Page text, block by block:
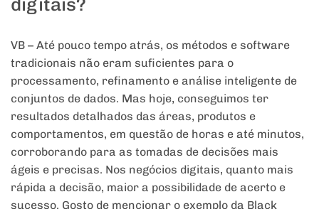
VB – Até pouco tempo atrás, os métodos e software
tradicionais não eram suficientes para o
processamento, refinamento e análise inteligente de
conjuntos de dados. Mas hoje, conseguimos ter
resultados detalhados das áreas, produtos e
comportamentos, em questão de horas e até minutos,
corroborando para as tomadas de decisões mais
ágeis e precisas. Nos negócios digitais, quanto mais
rápida a decisão, maior a possibilidade de acerto e
sucesso. Gosto de mencionar o exemplo da Black